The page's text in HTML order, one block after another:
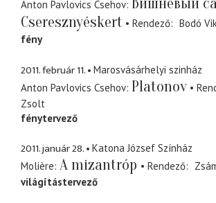
Anton Pavlovics Csehov Bишнёвый
Cseresznyéskert
Rendező
Bodó
fény
2011. február 11.
Marosvásárhelyi szinház
Anton Pavlovics Csehov Platonov
Zsolt
fénytervező
2011. január 28.
Katona József Színház
Molière A mizantróp Rendező
világítástervező